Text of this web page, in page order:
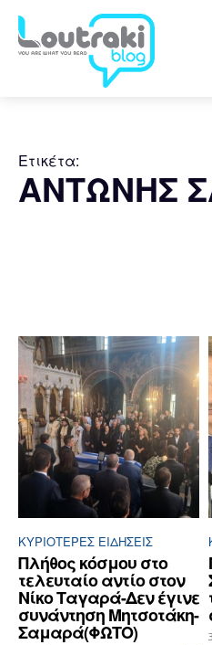
Ετικέτα:
ΑΝΤΩΝΗΣ
ΚΥΡΙΌΤΕΡΕΣ ΕΙΔΉΣΕΙΣ
Πλήθος κόσμου στο
τελευταίο αντίο στον
Νίκο Ταγαρά-Δεν έγινε
συνάντηση Μητσοτάκη-
Σαμαρά(ΦΩΤΟ)